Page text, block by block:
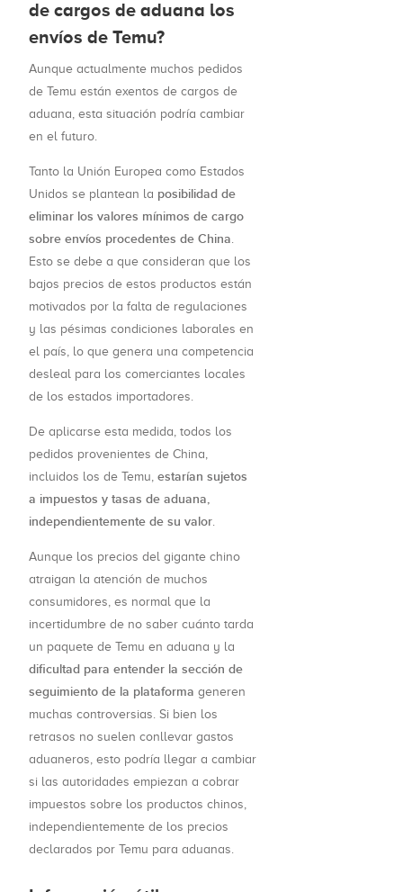
de cargos de aduana los
envíos de Temu?
Aunque actualmente muchos pedidos
de Temu están exentos de cargos de
aduana, esta situación podría cambiar
en el futuro.
Tanto la Unión Europea como Estados
Unidos se plantean la posibilidad de
eliminar los valores mínimos de cargo
sobre envíos procedentes de China.
Esto se debe a que consideran que los
bajos precios de estos productos están
motivados por la falta de regulaciones
y las pésimas condiciones laborales en
el país, lo que genera una competencia
desleal para los comerciantes locales
de los estados importadores.
De aplicarse esta medida, todos los
pedidos provenientes de China,
incluidos los de Temu, estarían sujetos
a impuestos y tasas de aduana,
independientemente de su valor.
Aunque los precios del gigante chino
atraigan la atención de muchos
consumidores, es normal que la
incertidumbre de no saber cuánto tarda
un paquete de Temu en aduana y la
dificultad para entender la sección de
seguimiento de la plataforma generen
muchas controversias. Si bien los
retrasos no suelen conllevar gastos
aduaneros, esto podría llegar a cambiar
si las autoridades empiezan a cobrar
impuestos sobre los productos chinos,
independientemente de los precios
declarados por Temu para aduanas.